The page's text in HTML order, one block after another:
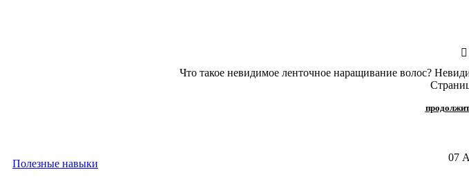
Что такое невидимое ленточное наращивание волос?
07
Полезные навыки